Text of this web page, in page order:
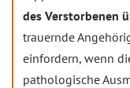
des Verstorbenen
trauernde
einfordern, wenn
pathologische